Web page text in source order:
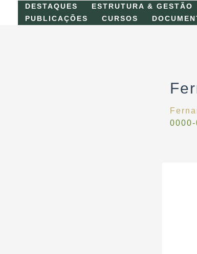
DESTAQUES ESTRUTURA & GESTÃO
PUBLICAÇÕES
CURSOS